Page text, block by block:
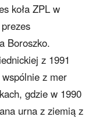
koła ZPL w
Boroszko.
z 1991
z mer
gdzie w 1990
urna z ziemią z